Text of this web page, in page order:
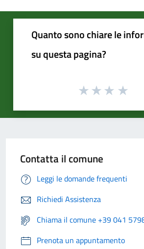
Quanto sono chiare le
su questa pagina?
Contatta il comune
Leggi le domande frequenti
Richiedi Assistenza
Chiama il comune +39 041
Prenota un appuntamento